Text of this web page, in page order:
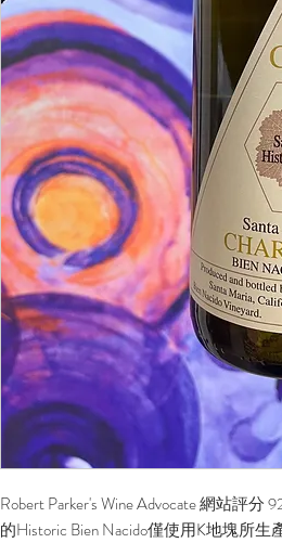
Robert Parker's Wine Advocate 網站評
的Historic Bien Nacido僅使用K地塊所